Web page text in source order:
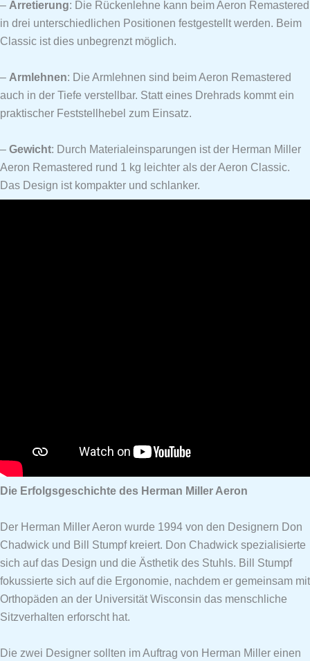
– Arretierung: Die Rückenlehne kann beim Aeron Remastered
in drei unterschiedlichen Positionen festgestellt werden. Beim
Classic ist dies unbegrenzt möglich.
– Armlehnen: Die Armlehnen sind beim Aeron Remastered
auch in der Tiefe verstellbar. Statt eines Drehrads kommt ein
praktischer Feststellhebel zum Einsatz.
– Gewicht: Durch Materialeinsparungen ist der Herman Miller
Aeron Remastered rund 1 kg leichter als der Aeron Classic.
Das Design ist kompakter und schlanker.
Die Erfolgsgeschichte des Herman Miller Aeron
Der Herman Miller Aeron wurde 1994 von den Designern Don
Chadwick und Bill Stumpf kreiert. Don Chadwick spezialisierte
sich auf das Design und die Ästhetik des Stuhls. Bill Stumpf
fokussierte sich auf die Ergonomie, nachdem er gemeinsam mit
Orthopäden an der Universität Wisconsin das menschliche
Sitzverhalten erforscht hat.
Die zwei Designer sollten im Auftrag von Herman Miller einen